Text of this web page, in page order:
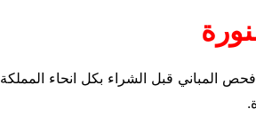
المباني قبل الشراء بكل انحاء المملكة